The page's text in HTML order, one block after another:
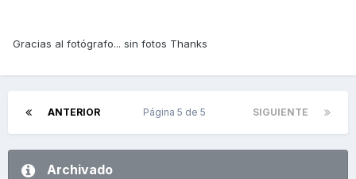
Gracias al fotógrafo... sin fotos Thanks
ANTERIOR SIGUIENTE
Página 5 de 5
Archivado